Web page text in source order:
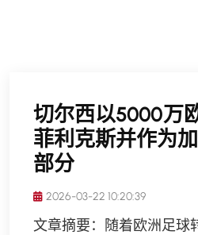
切尔西以5000万
菲利克斯并作为
部分
2026-03-22 10:20:39
文章摘要：随着欧洲足球